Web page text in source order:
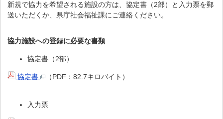
新規で協力を希望される施設の方は、協定書（2部）と入力票を郵
送いただくか、県庁社会福祉課にご連絡ください。
協力施設への登録に必要な書類
協定書（2部）
協定書 （PDF：82.7キロバイト）
入力票